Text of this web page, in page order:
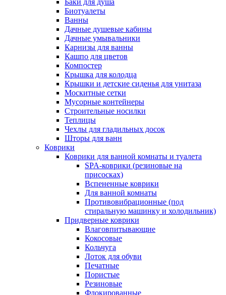
Биотуалеты
Ванны
Дачные душевые кабины
Дачные умывальники
Карнизы для ванны
Кашпо для цветов
Компостер
Крышка для колодца
Крышки и детские сиденья для унитаза
Москитные сетки
Мусорные контейнеры
Строительные носилки
Теплицы
Чехлы для гладильных досок
Шторы для ванн
Коврики
Коврики для ванной комнаты и туалета
SPA-коврики (резиновые на
присосках)
Вспененные коврики
Для ванной комнаты
Противовибрационные (под
стиральную машинку и холодильник)
Придверные коврики
Влаговпитывающие
Кокосовые
Кольчуга
Лоток для обуви
Печатные
Пористые
Резиновые
Флокированные